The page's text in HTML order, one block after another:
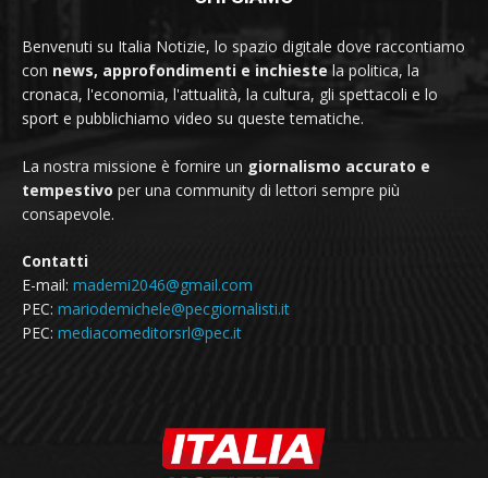
Benvenuti su Italia Notizie, lo spazio digitale dove raccontiamo
con news, approfondimenti e inchieste la politica, la
cronaca, l'economia, l'attualità, la cultura, gli spettacoli e lo
sport e pubblichiamo video su queste tematiche.
La nostra missione è fornire un giornalismo accurato e
tempestivo per una community di lettori sempre più
consapevole.
Contatti
E-mail: mademi2046@gmail.com
PEC: mariodemichele@pecgiornalisti.it
PEC: mediacomeditorsrl@pec.it